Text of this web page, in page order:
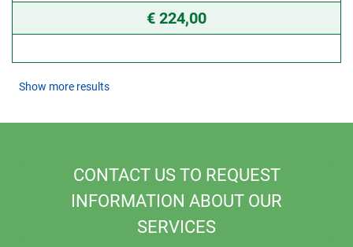
€ 224,00
Show more results
CONTACT US TO REQUEST
INFORMATION ABOUT OUR
SERVICES